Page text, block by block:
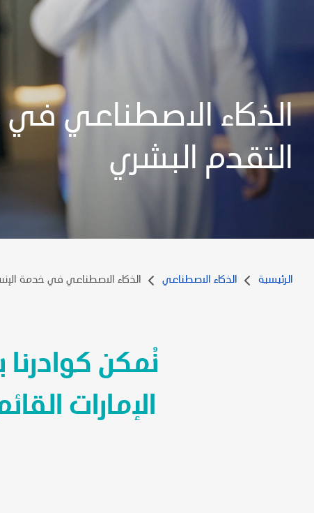
الذكاء الاصطناعي
التقدم البشري
الرئيسية الذكاء الاصطناعي الذكاء الاصطناعي في خدمة
نُمكن كوادرنا
الإمارات